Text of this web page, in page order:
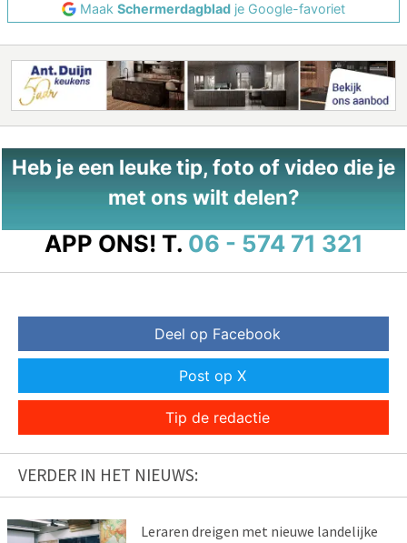
Maak Schermerdagblad je Google-favoriet
Heb je een leuke tip, foto of video die je
met ons wilt delen?
APP ONS! T. 06 - 574 71 321
Deel op Facebook
Post op X
Tip de redactie
VERDER IN HET NIEUWS:
Leraren dreigen met nieuwe landelijke